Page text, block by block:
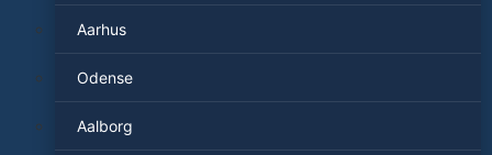
Aarhus
Odense
Aalborg